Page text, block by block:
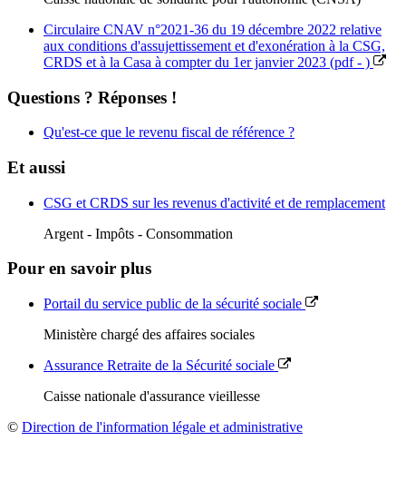
Circulaire CNAV n°2021-36 du 19 décembre 2022 relative
aux conditions d'assujettissement et d'exonération à la CSG,
CRDS et à la Casa à compter du 1er janvier 2023 (pdf - )
Questions ? Réponses !
Qu'est-ce que le revenu fiscal de référence ?
Et aussi
CSG et CRDS sur les revenus d'activité et de remplacement
Argent - Impôts - Consommation
Pour en savoir plus
Portail du service public de la sécurité sociale
Ministère chargé des affaires sociales
Assurance Retraite de la Sécurité sociale
Caisse nationale d'assurance vieillesse
© Direction de l'information légale et administrative